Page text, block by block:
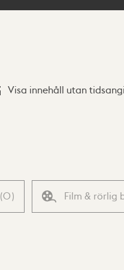
Visa innehåll utan
(0) Film & rörlig